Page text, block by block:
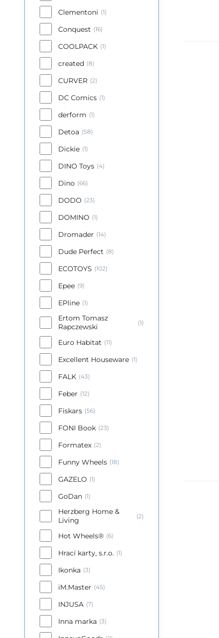
Clementoni (1)
Conquest (16)
COOLPACK (1)
created (8)
CURVER (2)
DC Comics (1)
derform (1)
Detoa (58)
Dickie (1)
DINO Toys (4)
Dino (66)
DODO (23)
DOMINO (1)
Dromader (14)
Dude Perfect (8)
ECOTOYS (102)
Epee (9)
EPline (1)
Ertom Tomasz
Rapczewski
(1)
Euro Habitat (11)
Excellent Houseware (1)
FALK (43)
Feber (12)
Fiskars (56)
FONI Book (23)
Formatex (2)
Funny Wheels (18)
GAZELO (1)
GoDan (1)
Herzberg Home &
Living
(2)
Hot Wheels® (6)
Hrací karty, s.r.o. (1)
Ikonka (3)
iM.Master (45)
INJUSA (7)
Inna marka (3)